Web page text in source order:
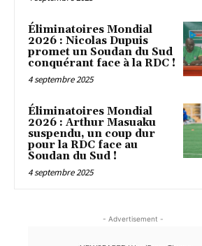
Éliminatoires Mondial
2026 : Nicolas Dupuis
promet un Soudan du Sud
conquérant face à la RDC !
4 septembre 2025
Éliminatoires Mondial
2026 : Arthur Masuaku
suspendu, un coup dur
pour la RDC face au
Soudan du Sud !
4 septembre 2025
- Advertisement -